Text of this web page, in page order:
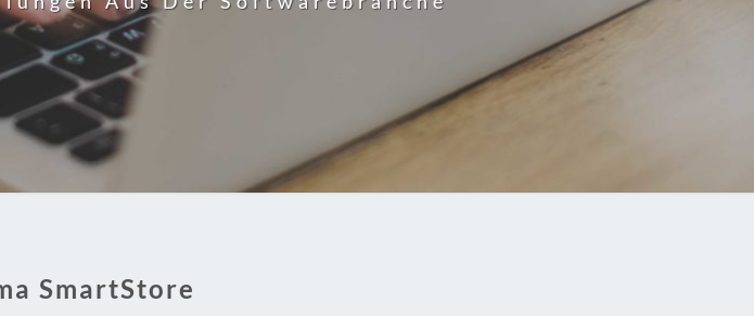
SmartStore